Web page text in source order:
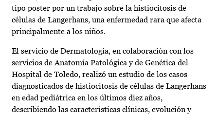
tipo poster por un trabajo sobre la histiocitosis de
células de Langerhans, una enfermedad rara que afecta
principalmente a los niños.
El servicio de Dermatología, en colaboración con los
servicios de Anatomía Patológica y de Genética del
Hospital de Toledo, realizó un estudio de los casos
diagnosticados de histiocitosis de células de Langerhans
en edad pediátrica en los últimos diez años,
describiendo las características clínicas, evolución y